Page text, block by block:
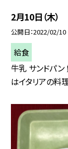
2月10日（木）
公開日 2022/02/10
給食
牛乳 サンドパン
はイタリアの料